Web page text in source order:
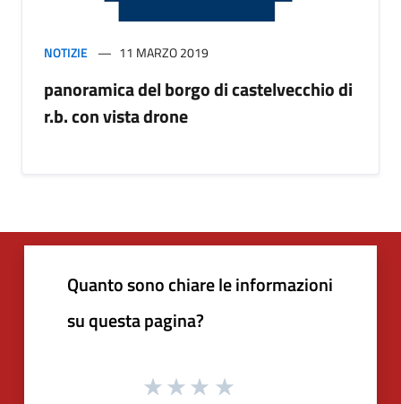
NOTIZIE 11 MARZO 2019
panoramica del borgo di castelvecchio di
r.b. con vista drone
Quanto sono chiare le informazioni
su questa pagina?